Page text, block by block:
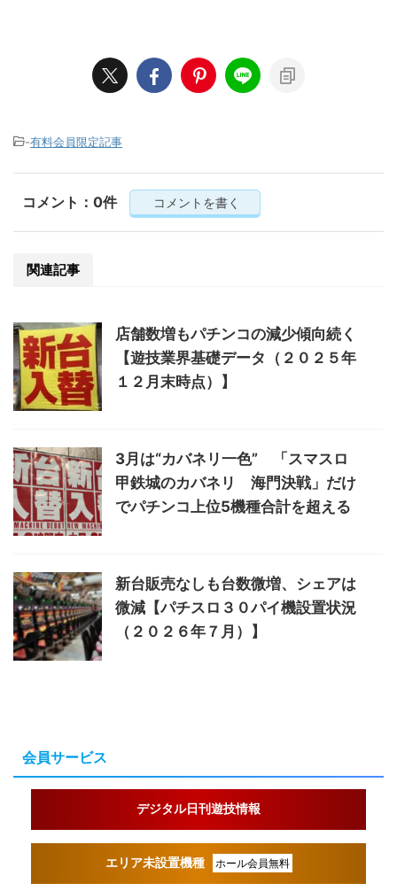
-有料会員限定記事
コメント：0件 コメントを書く
関連記事
店舗数増もパチンコの減少傾向続く
【遊技業界基礎データ（２０２５年
１２月末時点）】
3月は“カバネリ一色” 「スマスロ
甲鉄城のカバネリ 海門決戦」だけ
でパチンコ上位5機種合計を超える
新台販売なしも台数微増、シェアは
微減【パチスロ３０パイ機設置状況
（２０２６年７月）】
会員サービス
デジタル日刊遊技情報
エリア未設置機種 ホール会員無料